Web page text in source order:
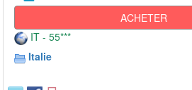
ACHETER
IT - 55***
Italie